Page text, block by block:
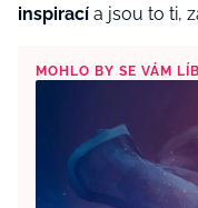
inspirací a jsou to ti,
MOHLO BY SE VÁM